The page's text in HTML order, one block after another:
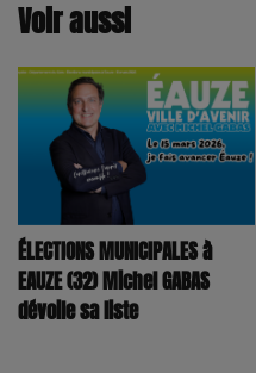
Voir aussi
ÉLECTIONS MUNICIPALES à
EAUZE (32) Michel GABAS
dévoile sa liste